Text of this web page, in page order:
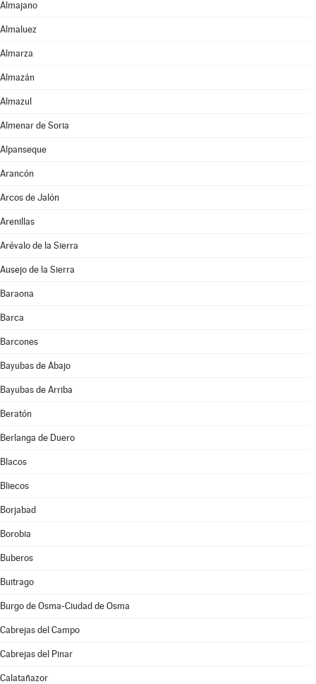
Almajano
Almaluez
Almarza
Almazán
Almazul
Almenar de Soria
Alpanseque
Arancón
Arcos de Jalón
Arenillas
Arévalo de la Sierra
Ausejo de la Sierra
Baraona
Barca
Barcones
Bayubas de Abajo
Bayubas de Arriba
Beratón
Berlanga de Duero
Blacos
Bliecos
Borjabad
Borobia
Buberos
Buitrago
Burgo de Osma-Ciudad de Osma
Cabrejas del Campo
Cabrejas del Pinar
Calatañazor